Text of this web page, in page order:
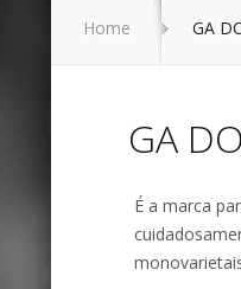
Home GA
GA
É a marca